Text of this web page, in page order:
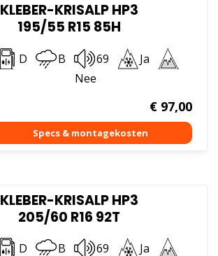
KLEBER-KRISALP HP3
195/55 R15 85H
D B 69
Ja
Nee
€97,00
KLEBER-KRISALP HP3
205/60 R16 92T
D B 69 Ja